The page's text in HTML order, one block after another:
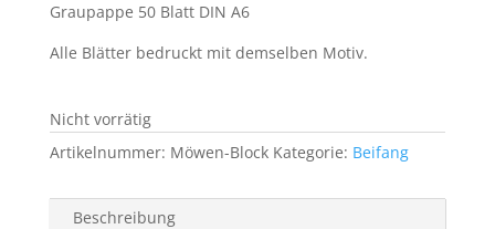
Graupappe 50 Blatt DIN A6
Alle Blätter bedruckt mit demselben Motiv.
Nicht vorrätig
Artikelnummer: Möwen-Block Kategorie: Beifang
Beschreibung